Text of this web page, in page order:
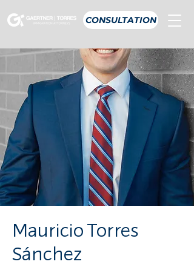
CONSULTATION
Mauricio Torres
Sánchez